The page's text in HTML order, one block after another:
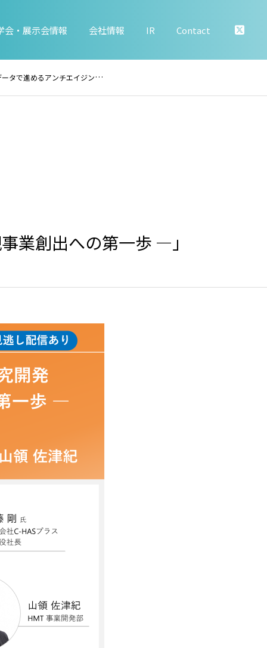
会・展示会情報 会社情報 IR Contact
研究開発 ― 新規事業創出への第一歩 ―」
業創出への第一歩 ―」